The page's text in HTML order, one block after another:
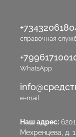
справочная
WhatsApp
e-mail
Наш адрес:
Мехренцева, д. 1.